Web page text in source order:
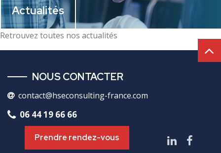
Actualités
Retrouvez toutes nos actualités
NOUS CONTACTER
contact@hseconsulting-france.com
06 44 19 66 66
Prendre rendez-vous